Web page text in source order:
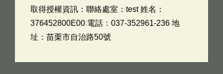
取得授權資訊：聯絡處室：test 姓名：
376452800E00 電話：037-352961-236 地
址：苗栗市自治路50號